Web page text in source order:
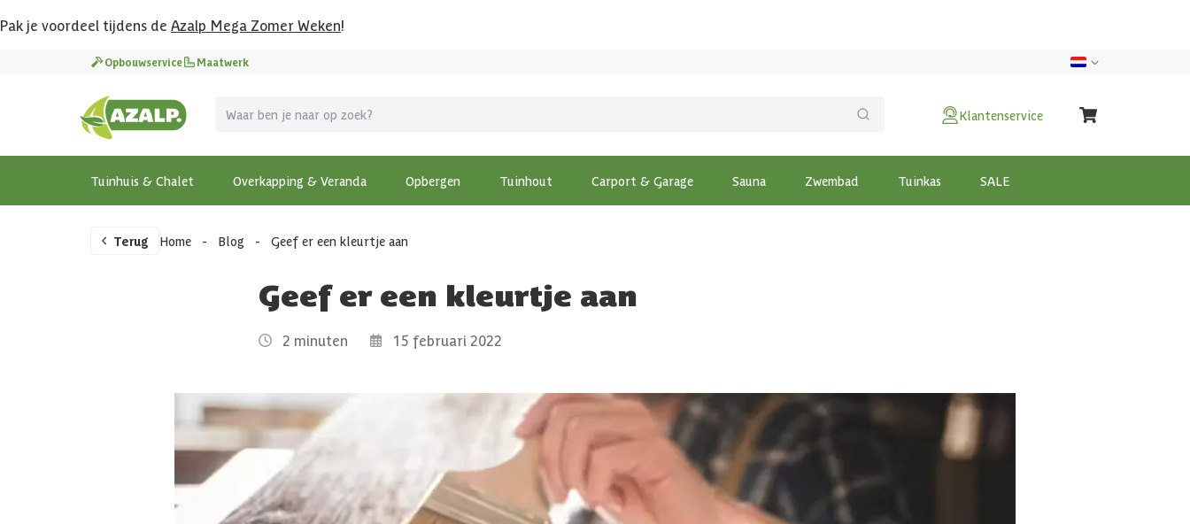
Pak je voordeel tijdens de Azalp Mega Zomer Weken!
Opbouwservice Maatwerk
Klantenservice
Tuinhuis & Chalet Overkapping & Veranda Opbergen Tuinhout Carport & Garage Sauna Zwembad Tuinkas SALE
Terug Home - Blog - Geef er een kleurtje aan
Geef er een kleurtje aan
2 minuten 15 februari 2022